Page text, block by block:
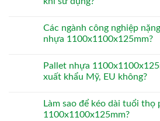
Các ngành công nghiệp
nhựa 1100x1100x125mm?
Pallet nhựa
xuất khẩu Mỹ, EU không?
Làm sao để kéo dài tuổi thọ
1100x1100x125mm?